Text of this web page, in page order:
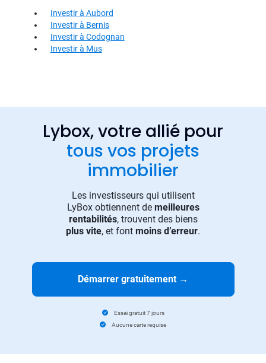
Investir à Aubord
Investir à Bernis
Investir à Codognan
Investir à Mus
Lybox, votre allié pour
tous vos projets
immobilier
Les investisseurs qui utilisent
LyBox obtiennent de meilleures
rentabilités, trouvent des biens
plus vite, et font moins d’erreur.
Démarrer gratuitement →
Essai gratuit 7 jours
Aucune carte requise